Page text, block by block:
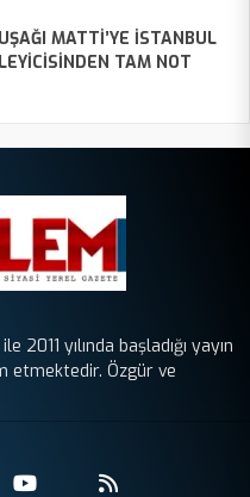
MATTİ’YE İSTANBUL
TAM NOT
2011 yılında başladığı yayın
etmektedir. Özgür ve